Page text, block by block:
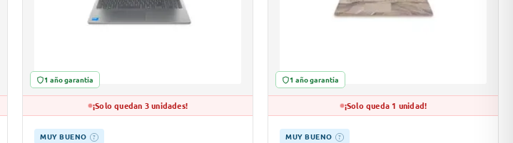
1 año garantía
¡Solo quedan 3 unidades!
MUY BUENO ?
1 año garantía
¡Solo queda 1 unidad!
MUY BUENO ?